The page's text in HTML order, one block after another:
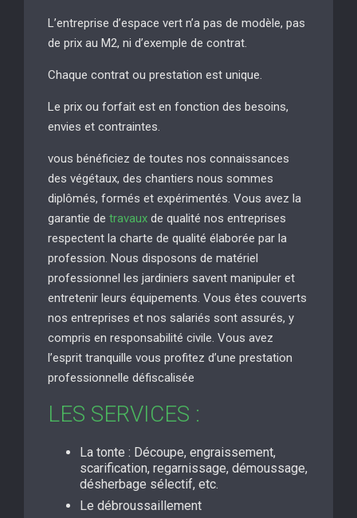
L’entreprise d’espace vert n’a pas de modèle, pas
de prix au M2, ni d’exemple de contrat.
Chaque contrat ou prestation est unique.
Le prix ou forfait est en fonction des besoins,
envies et contraintes.
vous bénéficiez de toutes nos connaissances
des végétaux, des chantiers nous sommes
diplômés, formés et expérimentés. Vous avez la
garantie de travaux de qualité nos entreprises
respectent la charte de qualité élaborée par la
profession. Nous disposons de matériel
professionnel les jardiniers savent manipuler et
entretenir leurs équipements. Vous êtes couverts
nos entreprises et nos salariés sont assurés, y
compris en responsabilité civile. Vous avez
l’esprit tranquille vous profitez d’une prestation
professionnelle défiscalisée
LES SERVICES :
La tonte : Découpe, engraissement,
scarification, regarnissage, démoussage,
désherbage sélectif, etc.
Le débroussaillement